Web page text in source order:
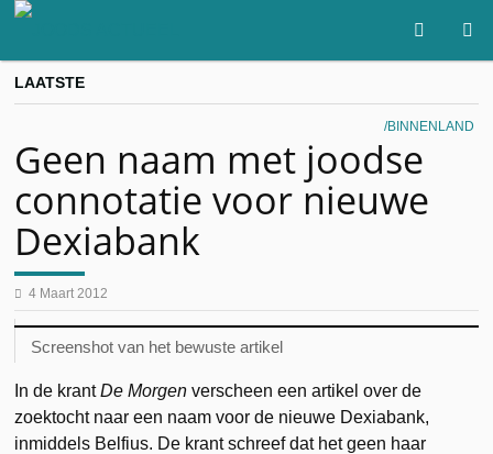
LAATSTE
BINNENLAND
Geen naam met joodse
connotatie voor nieuwe
Dexiabank
4 Maart 2012
Screenshot van het bewuste artikel
In de krantDe Morgenverscheen een artikel over de
zoektocht naar een naam voor de nieuwe Dexiabank,
inmiddels Belfius. De krant schreef dat het geen haar